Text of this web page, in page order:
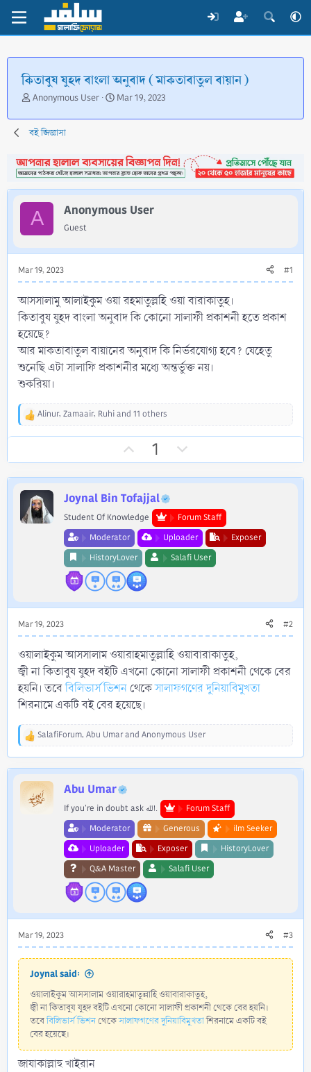
কিতাবুয যুহদ বাংলা অনুবাদ ( মাকতাবাতুল বায়ান )
T
r
e
d
s
t
a
r
t
r
Anonymous User
S
a
d
a
t
Mar 19, 2023
বই জিজ্ঞাসা
A Anonymous User
Guest
Mar 19, 2023 #1
আসসালামু আলাইকুম ওয়া রহমাতুল্লহি ওয়া বারাকাতুহ।
কিতাবুয যুহদ বাংলা অনুবাদ কি কোনো সালাফী প্রকাশনী হতে প্রকাশ
হয়েছে?
আর মাকতাবাতুল বায়ানের অনুবাদ কি নির্ভরযোগ্য হবে? যেহেতু
শুনেছি এটা সালাফি প্রকাশনীর মধ্যে অন্তর্ভুক্ত নয়।
শুকরিয়া।
R
i
o
n
s
Alinur, Zamaair, Ruhiand 11 others
p
v
o
t
e
1
o
w
v
o
t
e
Joynal Bin Tofajjal
Student Of Knowledge
Forum Staff
Moderator
Uploader
Exposer
HistoryLover
Salafi User
Mar 19, 2023 #2
ওয়ালাইকুম আসসালাম ওয়ারাহমাতুল্লাহি ওয়াবারাকাতুহ,
জ্বী না কিতাবুয যুহদ বইটি এখনো কোনো সালাফী প্রকাশনী থেকে বের
হয়নি। তবেবিলিভার্স ভিশন থেকেসালাফগণের দুনিয়াবিমুখতা
শিরনামে একটি বই বের হয়েছে।
R
a
t
i
SalafiForum, Abu Umarand Anonymous User
Abu Umar
If you're in doubt ask الله.
Forum Staff
Moderator
Generous
ilm Seeker
Uploader
Exposer
HistoryLover
Q&A Master
Salafi User
Mar 19, 2023 #3
Joynal said:
ওয়ালাইকুম আসসালাম ওয়ারাহমাতুল্লাহি ওয়াবারাকাতুহ,
জ্বী না কিতাবুয যুহদ বইটি এখনো কোনো সালাফী প্রকাশনী থেকে বের হয়নি।
তবেবিলিভার্স ভিশনথেকেসালাফগণের দুনিয়াবিমুখতাশিরনামে একটি বই
বের হয়েছে।
জাযাকাল্লাহু খাইরান